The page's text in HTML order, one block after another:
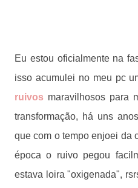
Eu estou oficialmente na
isso acumulei no meu pc
ruivos maravilhosos para
transformação, há uns
que com o tempo enjoei da
época o ruivo pegou
estava loira "oxigenada",